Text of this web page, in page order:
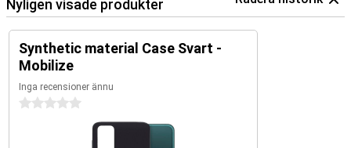
Nyligen visade produkter
Synthetic material Case Svart -
Mobilize
Inga recensioner ännu
0 stjärnor